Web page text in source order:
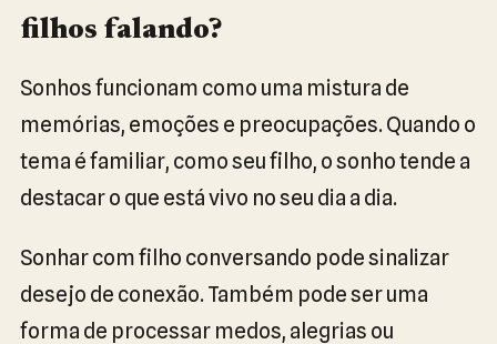
filhos falando?
Sonhos funcionam como uma mistura de
memórias, emoções e preocupações. Quando o
tema é familiar, como seu filho, o sonho tende a
destacar o que está vivo no seu dia a dia.
Sonhar com filho conversando pode sinalizar
desejo de conexão. Também pode ser uma
forma de processar medos, alegrias ou